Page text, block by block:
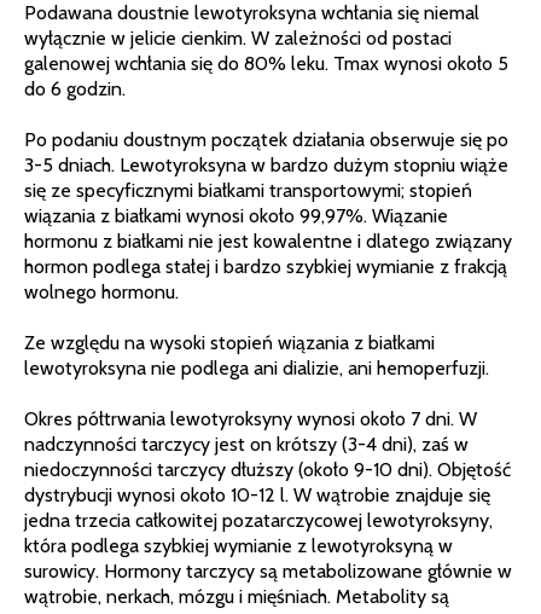
Podawana doustnie lewotyroksyna wchłania się niemal
wyłącznie w jelicie cienkim. W zależności od postaci
galenowej wchłania się do 80% leku. Tmax wynosi około 5
do 6 godzin.
Po podaniu doustnym początek działania obserwuje się po
3-5 dniach. Lewotyroksyna w bardzo dużym stopniu wiąże
się ze specyficznymi białkami transportowymi; stopień
wiązania z białkami wynosi około 99,97%. Wiązanie
hormonu z białkami nie jest kowalentne i dlatego związany
hormon podlega stałej i bardzo szybkiej wymianie z frakcją
wolnego hormonu.
Ze względu na wysoki stopień wiązania z białkami
lewotyroksyna nie podlega ani dializie, ani hemoperfuzji.
Okres półtrwania lewotyroksyny wynosi około 7 dni. W
nadczynności tarczycy jest on krótszy (3-4 dni), zaś w
niedoczynności tarczycy dłuższy (około 9-10 dni). Objętość
dystrybucji wynosi około 10-12 l. W wątrobie znajduje się
jedna trzecia całkowitej pozatarczycowej lewotyroksyny,
która podlega szybkiej wymianie z lewotyroksyną w
surowicy. Hormony tarczycy są metabolizowane głównie w
wątrobie, nerkach, mózgu i mięśniach. Metabolity są